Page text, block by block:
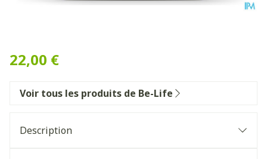
22,00 €
Voir tous les produits de Be-Life
Description